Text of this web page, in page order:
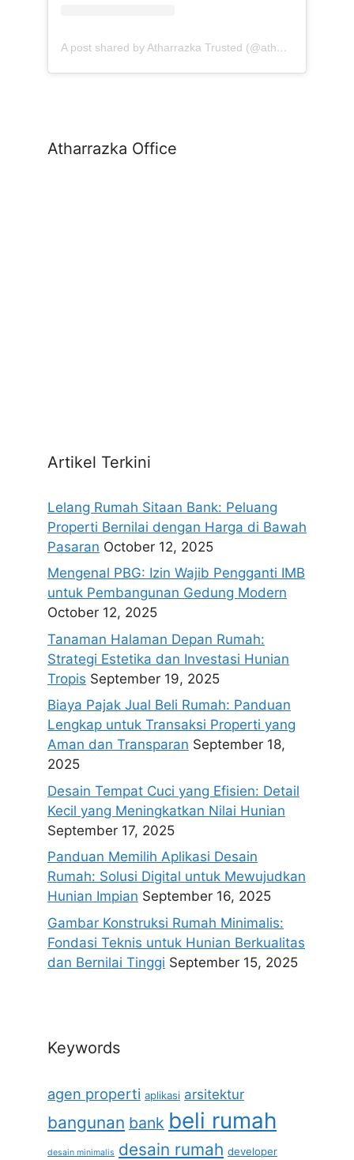
A post shared by Atharrazka Trusted (@atharrazka.agency)
Atharrazka Office
Artikel Terkini
Lelang Rumah Sitaan Bank: Peluang
Properti Bernilai dengan Harga di Bawah
Pasaran October 12, 2025
Mengenal PBG: Izin Wajib Pengganti IMB
untuk Pembangunan Gedung Modern
October 12, 2025
Tanaman Halaman Depan Rumah:
Strategi Estetika dan Investasi Hunian
Tropis September 19, 2025
Biaya Pajak Jual Beli Rumah: Panduan
Lengkap untuk Transaksi Properti yang
Aman dan Transparan September 18,
2025
Desain Tempat Cuci yang Efisien: Detail
Kecil yang Meningkatkan Nilai Hunian
September 17, 2025
Panduan Memilih Aplikasi Desain
Rumah: Solusi Digital untuk Mewujudkan
Hunian Impian September 16, 2025
Gambar Konstruksi Rumah Minimalis:
Fondasi Teknis untuk Hunian Berkualitas
dan Bernilai Tinggi September 15, 2025
Keywords
agen properti aplikasi arsitektur
bangunan bank beli rumah
desain minimalis desain rumah developer